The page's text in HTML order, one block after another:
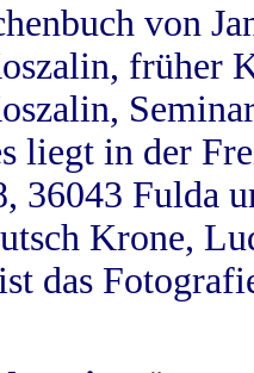
von
früher
liegt in der
36043 Fulda
Krone,
das